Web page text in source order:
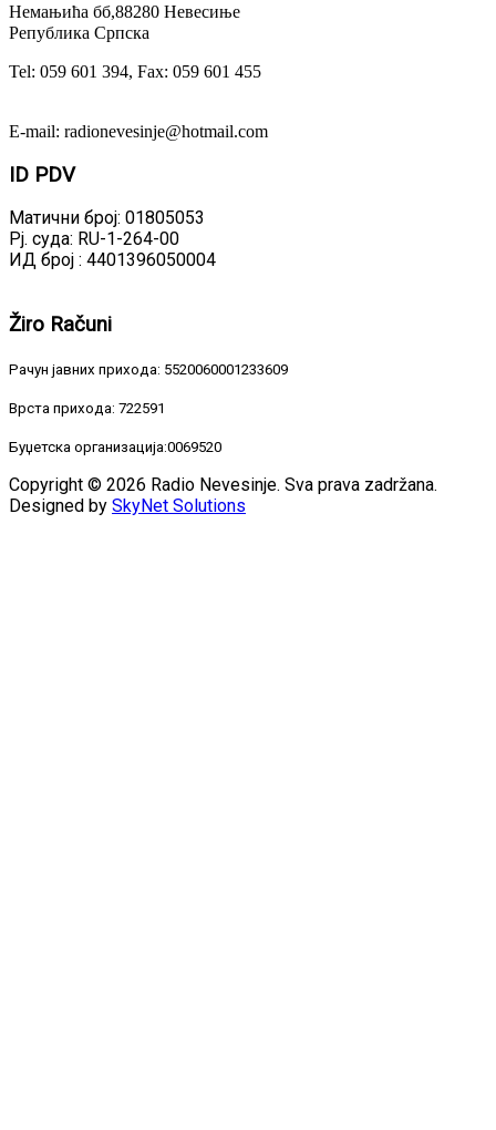
Немањића бб,88280 Невесиње
Република Српска
Tel: 059 601 394, Fax: 059 601 455
E-mail: radionevesinje@hotmail.com
ID PDV
Матични број: 01805053
Рј. суда: RU-1-264-00
ИД број : 4401396050004
Žiro Računi
Рачун јавних прихода: 5520060001233609
Врста прихода: 722591
Буџетска организација:0069520
Copyright © 2026 Radio Nevesinje. Sva prava zadržana.
Designed by SkyNet Solutions